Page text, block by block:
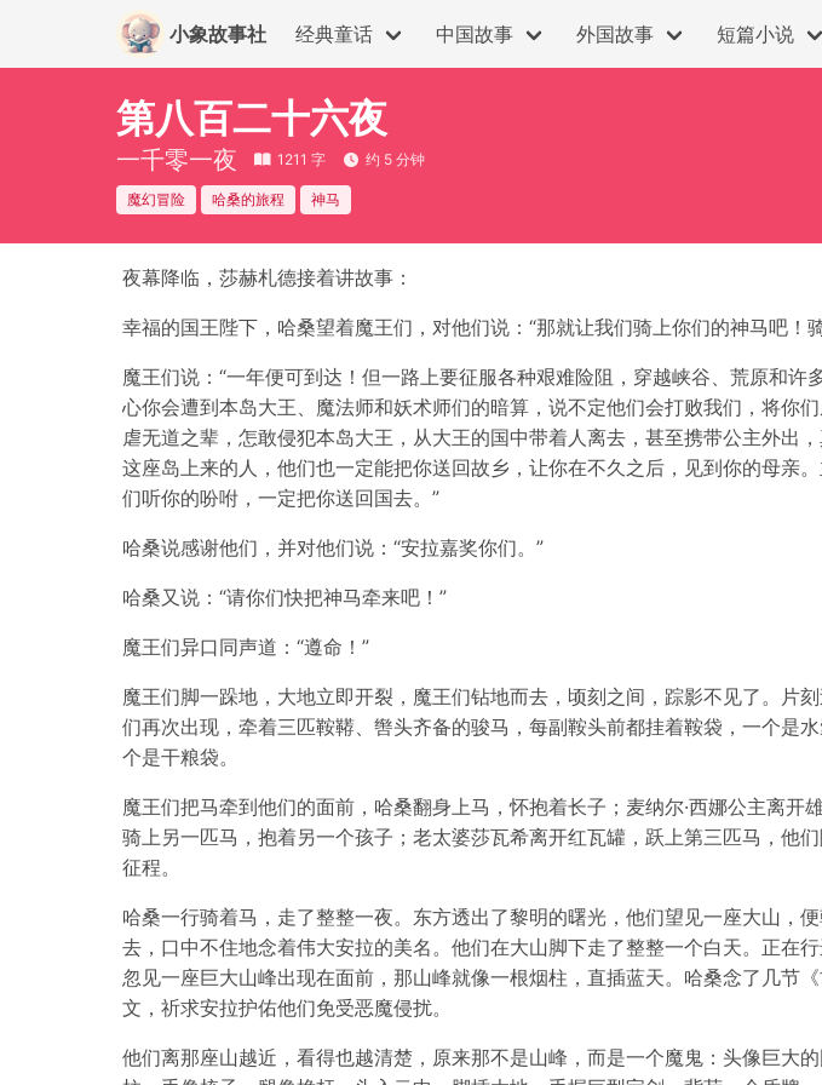
小象故事社 经典童话 中国故事 外国故事 短篇小说
第八百二十六夜
一千零一夜 1211 字 约 5 分钟
魔幻冒险 哈桑的旅程 神马
夜幕降临，莎赫札德接着讲故事：
幸福的国王陛下，哈桑望着魔王们，对他们说：“那就让我们骑上你们的神马吧！
魔王们说：“一年便可到达！但一路上要征服各种艰难险阻，穿越峡谷、荒原和
心你会遭到本岛大王、魔法师和妖术师们的暗算，说不定他们会打败我们，将你
虐无道之辈，怎敢侵犯本岛大王，从大王的国中带着人离去，甚至携带公主外出
这座岛上来的人，他们也一定能把你送回故乡，让你在不久之后，见到你的母亲
们听你的吩咐，一定把你送回国去。”
哈桑说感谢他们，并对他们说：“安拉嘉奖你们。”
哈桑又说：“请你们快把神马牵来吧！”
魔王们异口同声道：“遵命！”
魔王们脚一跺地，大地立即开裂，魔王们钻地而去，顷刻之间，踪影不见了。片
们再次出现，牵着三匹鞍鞯、辔头齐备的骏马，每副鞍头前都挂着鞍袋，一个是
个是干粮袋。
魔王们把马牵到他们的面前，哈桑翻身上马，怀抱着长子；麦纳尔·西娜公主离开
骑上另一匹马，抱着另一个孩子；老太婆莎瓦希离开红瓦罐，跃上第三匹马，他
征程。
哈桑一行骑着马，走了整整一夜。东方透出了黎明的曙光，他们望见一座大山，
去，口中不住地念着伟大安拉的美名。他们在大山脚下走了整整一个白天。正在
忽见一座巨大山峰出现在面前，那山峰就像一根烟柱，直插蓝天。哈桑念了几节《
文，祈求安拉护佑他们免受恶魔侵扰。
他们离那座山越近，看得也越清楚，原来那不是山峰，而是一个魔鬼：头像巨大